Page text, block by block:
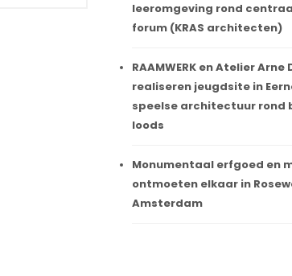
leeromgeving rond
forum (KRAS architecten)
RAAMWERK en Atelier
realiseren jeugdsite in
speelse architectuur rond
loods
Monumentaal erfgoed en
ontmoeten elkaar in
Amsterdam